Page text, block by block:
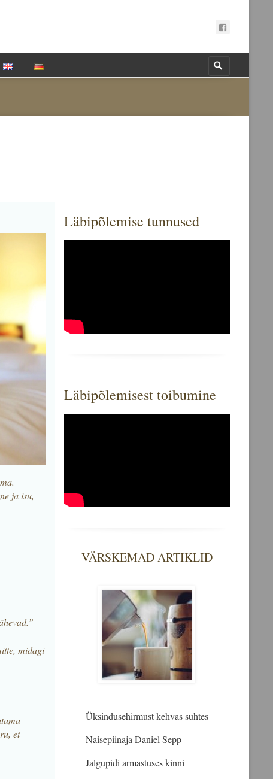
Search
for:
ja isu,
midagi
et
Läbipõlemise tunnused
Läbipõlemisest toibumine
VÄRSKEMAD ARTIKLID
Üksindusehirmust kehvas suhtes
Naisepiinaja Daniel Sepp
Jalgupidi armastuses kinni